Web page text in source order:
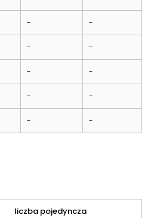
- -
- -
- -
- -
- -
liczba pojedyncza